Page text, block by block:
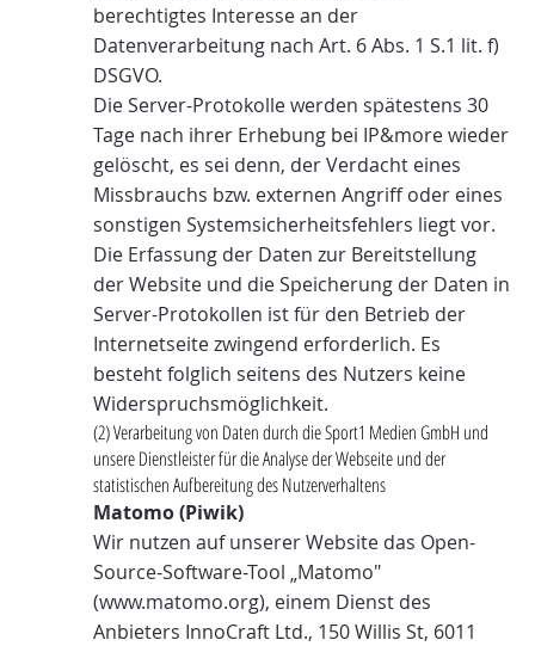
berechtigtes Interesse an der
Datenverarbeitung nach Art. 6 Abs. 1 S.1 lit. f)
DSGVO.
Die Server-Protokolle werden spätestens 30
Tage nach ihrer Erhebung bei IP&more wieder
gelöscht, es sei denn, der Verdacht eines
Missbrauchs bzw. externen Angriff oder eines
sonstigen Systemsicherheitsfehlers liegt vor.
Die Erfassung der Daten zur Bereitstellung
der Website und die Speicherung der Daten in
Server-Protokollen ist für den Betrieb der
Internetseite zwingend erforderlich. Es
besteht folglich seitens des Nutzers keine
Widerspruchsmöglichkeit.
(2) Verarbeitung von Daten durch die Sport1 Medien GmbH und
unsere Dienstleister für die Analyse der Webseite und der
statistischen Aufbereitung des Nutzerverhaltens
Matomo (Piwik)
Wir nutzen auf unserer Website das Open-
Source-Software-Tool „Matomo"
(www.matomo.org), einem Dienst des
Anbieters InnoCraft Ltd., 150 Willis St, 6011